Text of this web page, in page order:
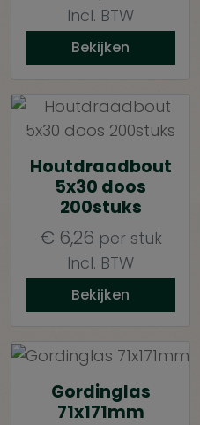
Incl. BTW
Bekijken
Houtdraadbout
5x30 doos
200stuks
€ 6,26 per stuk
Incl. BTW
Bekijken
Gordinglas
71x171mm